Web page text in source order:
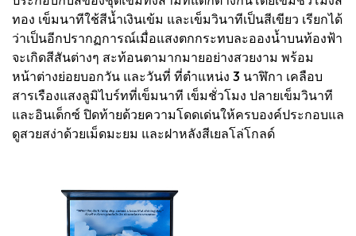
ทอง เข็มนาทีใช้สีน้ำเงินเข้ม และเข็มวินาทีเป็นสีเขียว เรียกได้
ว่าเป็นอีกปรากฏการณ์เมื่อแสงตกกระทบละอองน้ำบนท้องฟ้า
จะเกิดสีสันต่างๆ สะท้อนตามากมายอย่างสวยงาม พร้อม
หน้าต่างย่อยบอกวัน และวันที่ ที่ตำแหน่ง 3 นาฬิกา เคลือบ
สารเรืองแสงลูมิไบร์ทที่เข็มนาที เข็มชั่วโมง ปลายเข็มวินาที
และอินเด็กซ์ ปิดท้ายด้วยความโดดเด่นให้ครบองค์ประกอบแล
ดูสวยสง่าด้วยเม็ดมะยม และฝาหลังสีเยลโล่โกลด์